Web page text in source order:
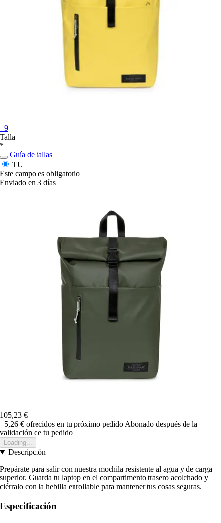
+9
Talla
*
Guía de tallas
TU
Este campo es obligatorio
Enviado en 3 días
105,23 €
+5,26 € ofrecidos en tu próximo pedido Abonado después de la
validación de tu pedido
Loading...
Descripción
Prepárate para salir con nuestra mochila resistente al agua y de carga
superior. Guarda tu laptop en el compartimento trasero acolchado y
ciérralo con la hebilla enrollable para mantener tus cosas seguras.
Especificación